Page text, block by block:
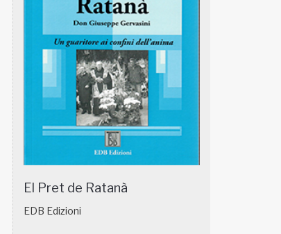
El Pret de Ratanà
EDB Edizioni